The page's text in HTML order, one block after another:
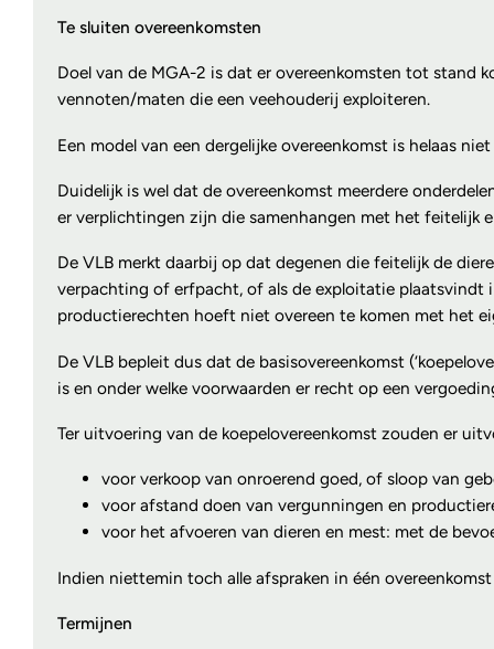
Te sluiten overeenkomsten
Doel van de MGA-2 is dat er overeenkomsten tot stand
vennoten/maten die een veehouderij exploiteren.
Een model van een dergelijke overeenkomst is helaas
Duidelijk is wel dat de overeenkomst meerdere
er verplichtingen zijn die samenhangen met het feitelijk
De VLB merkt daarbij op dat degenen die feitelijk de
verpachting of erfpacht, of als de exploitatie plaatsvindt
productierechten hoeft niet overeen te komen met het
De VLB bepleit dus dat de basisovereenkomst
is en onder welke voorwaarden er recht op een
Ter uitvoering van de koepelovereenkomst zouden er
voor verkoop van onroerend goed, of sloop van
voor afstand doen van vergunningen en
voor het afvoeren van dieren en mest: met de
Indien niettemin toch alle afspraken in één
Termijnen